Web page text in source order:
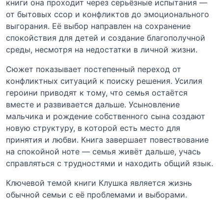
книги она проходит через серьёзные испытания —
от бытовых ссор и конфликтов до эмоционального
выгорания. Её выбор направлен на сохранение
спокойствия для детей и создание благополучной
среды, несмотря на недостатки в личной жизни.
Сюжет показывает постепенный переход от
конфликтных ситуаций к поиску решения. Усилия
героини приводят к тому, что семья остаётся
вместе и развивается дальше. Усыновление
мальчика и рождение собственного сына создают
новую структуру, в которой есть место для
принятия и любви. Книга завершает повествование
на спокойной ноте — семья живёт дальше, учась
справляться с трудностями и находить общий язык.
Ключевой темой книги Клушка является жизнь
обычной семьи с её проблемами и выборами.